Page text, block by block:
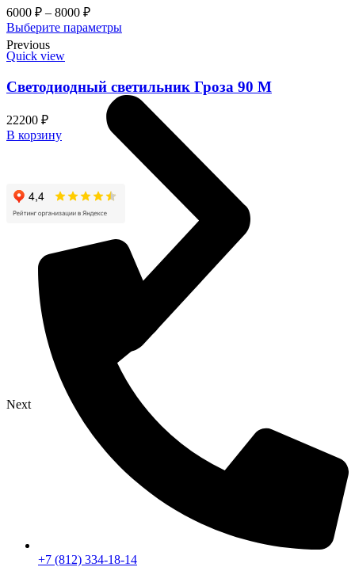
Previous
Next
6000 ₽ – 8000 ₽
Выберите параметрыЭтот
вариаций.
Опции
можно
выбрать
на
странице
товара.
Quick view
Светодиодный светильник Гроза 90 M
22200 ₽
В корзину
+7 (812) 334-18-14